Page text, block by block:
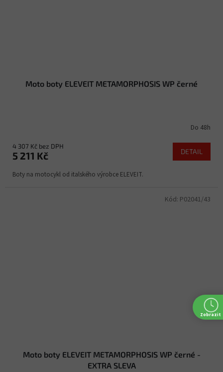
Moto boty ELEVEIT METAMORPHOSIS WP černé
Do 48h
4 307 Kč bez DPH
5 211 Kč DETAIL
Boty na motocykl od italského výrobce ELEVEIT.
Moto boty ELEVEIT METAMORPHOSIS WP černé -
EXTRA SLEVA
Kód: P02041/43
Zobrazit